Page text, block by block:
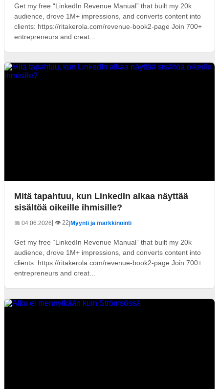
Get my free “LinkedIn Revenue Manual” that built my 20k
audience, drove 1M+ impressions, and converts content into
clients: https://ritakerola.com/revenue-book2-page Join 700+
entrepreneurs and creat...
Mitä tapahtuu, kun LinkedIn alkaa näyttää
sisältöä oikeille ihmisille?
📅 04.06.2026| 👁️ 22 Myynti ja markkinointi
Get my free “LinkedIn Revenue Manual” that built my 20k
audience, drove 1M+ impressions, and converts content into
clients: https://ritakerola.com/revenue-book2-page Join 700+
entrepreneurs and creat...